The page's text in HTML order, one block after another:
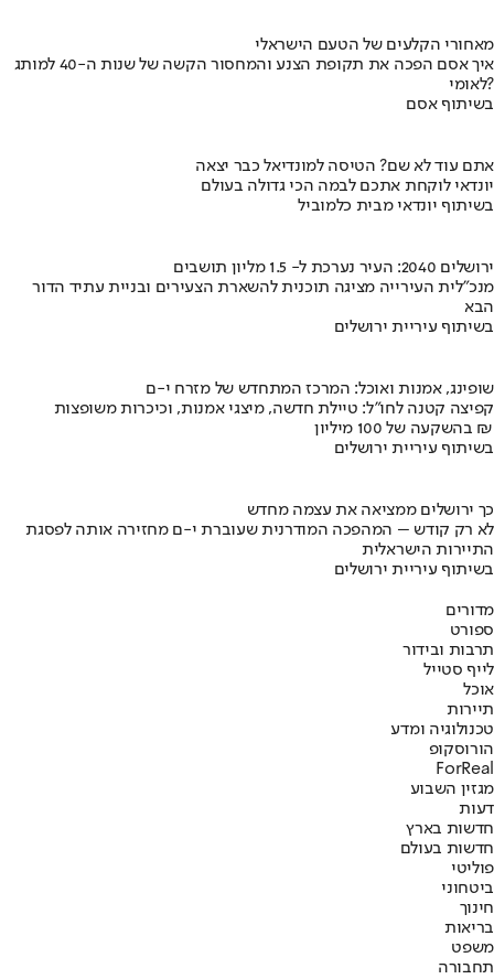
מאחורי הקלעים של הטעם הישראלי
איך אסם הפכה את תקופת הצנע והמחסור הקשה של שנות ה-40 למותג
לאומי?
בשיתוף אסם
אתם עוד לא שם? הטיסה למונדיאל כבר יצאה
יונדאי לוקחת אתכם לבמה הכי גדולה בעולם
בשיתוף יונדאי מבית כלמוביל
ירושלים 2040: העיר נערכת ל- 1.5 מליון תושבים
מנכ"לית העירייה מציגה תוכנית להשארת הצעירים ובניית עתיד הדור
הבא
בשיתוף עיריית ירושלים
שופינג, אמנות ואוכל: המרכז המתחדש של מזרח י-ם
קפיצה קטנה לחו"ל: טיילת חדשה, מיצגי אמנות, וכיכרות משופצות
בהשקעה של 100 מיליון ₪
בשיתוף עיריית ירושלים
כך ירושלים ממציאה את עצמה מחדש
לא רק קודש – המהפכה המודרנית שעוברת י-ם מחזירה אותה לפסגת
התיירות הישראלית
בשיתוף עיריית ירושלים
מדורים
ספורט
תרבות ובידור
לייף סטייל
אוכל
תיירות
טכנולוגיה ומדע
הורוסקופ
ForReal
מגזין השבוע
דעות
חדשות בארץ
חדשות בעולם
פוליטי
ביטחוני
חינוך
בריאות
משפט
תחבורה